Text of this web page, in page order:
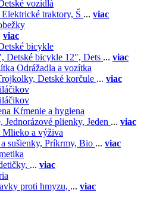
vozidlá
Elektrické traktory, Š ... viac
viac
bicykle
Detské bicykle 12", Dets ... viac
Odrážadla a vozítka
Detské korčule ... viac
Kŕmenie a hygiena
Jednorázové plienky, Jeden ... viac
Mlieko a výživa
sušienky, Príkrmy, Bio ... viac
... viac
proti hmyzu, ... viac